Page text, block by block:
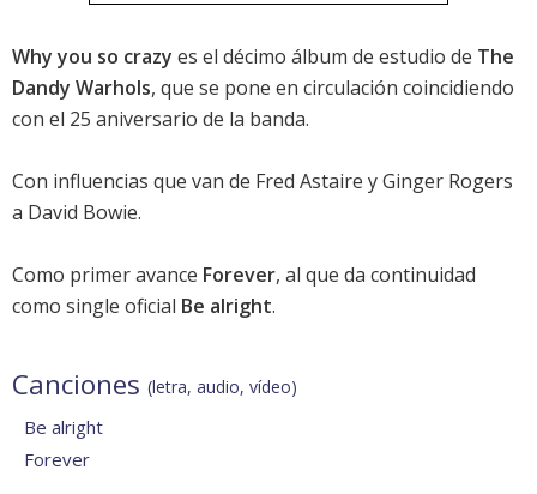
Why you so crazy es el décimo álbum de estudio de The
Dandy Warhols, que se pone en circulación coincidiendo
con el 25 aniversario de la banda.
Con influencias que van de Fred Astaire y Ginger Rogers
a David Bowie.
Como primer avance Forever, al que da continuidad
como single oficial Be alright.
Canciones (letra, audio, vídeo)
Be alright
Forever